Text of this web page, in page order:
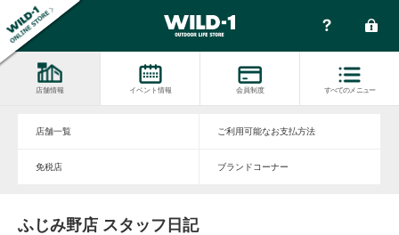
店舗情報 イベント情報 会員制度 すべてのメニュー
店舗一覧 ご利用可能なお支払方法
免税店 ブランドコーナー
ふじみ野店 スタッフ日記